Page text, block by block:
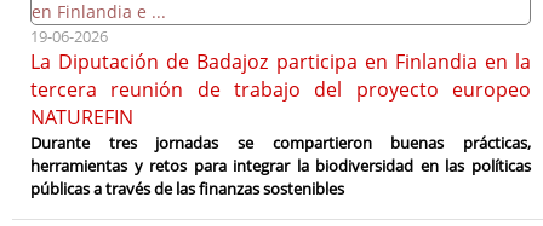
19-06-2026
La Diputación de Badajoz participa en Finlandia en la
tercera reunión de trabajo del proyecto europeo
NATUREFIN
Durante tres jornadas se compartieron buenas prácticas,
herramientas y retos para integrar la biodiversidad en las políticas
públicas a través de las finanzas sostenibles